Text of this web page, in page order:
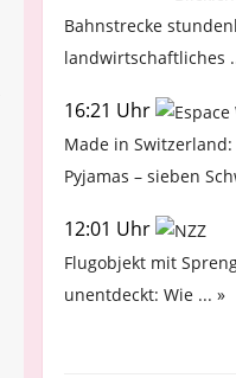
Bahnstrecke
landwirtschaftliches
16:21 Uhr
Made in Switzerland:
Pyjamas – sieben
12:01 Uhr
Flugobjekt mit
unentdeckt: Wie ... »